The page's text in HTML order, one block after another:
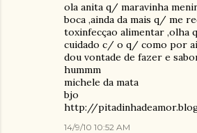
ola anita q/ maravinha
boca ,ainda da mais q/ me
toxinfecçao alimentar ,olha
cuidado c/ o q/ como por ai
dou vontade de fazer e
hummm
michele da mata
bjo
http://
14/9/10 10:52 AM